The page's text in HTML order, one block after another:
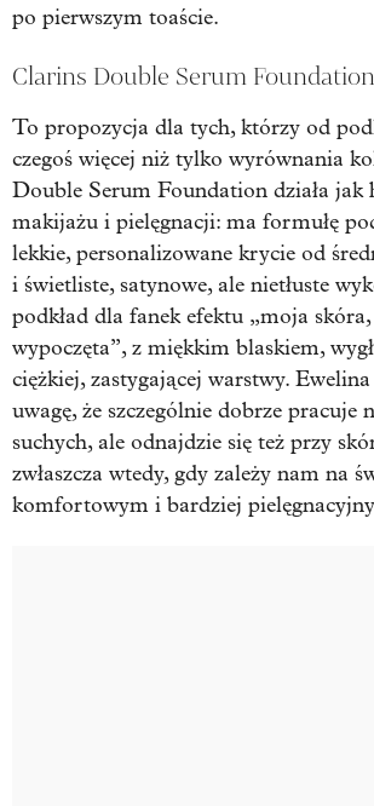
po pierwszym toaście.
Clarins Double Serum Foundation
To propozycja dla tych, którzy od
czegoś więcej niż tylko wyrównania
Double Serum Foundation działa jak
makijażu i pielęgnacji: ma formułę
lekkie, personalizowane krycie od
i świetliste, satynowe, ale nietłuste
podkład dla fanek efektu „moja
wypoczęta”, z miękkim blaskiem,
ciężkiej, zastygającej warstwy.
uwagę, że szczególnie dobrze pracuje
suchych, ale odnajdzie się też przy
zwłaszcza wtedy, gdy zależy nam na
komfortowym i bardziej